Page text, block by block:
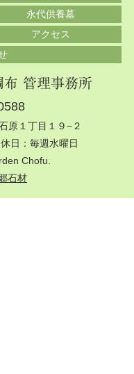
永代供養墓
アクセス
布 管理事務所
原１丁目１９−２
日：毎週水曜日
Chofu.
石材